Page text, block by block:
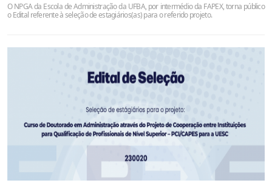
O NPGA da Escola de Administração da UFBA, por intermédio da FAPEX, torna público
o Edital referente à seleção de estagiários(as) para o referido projeto.